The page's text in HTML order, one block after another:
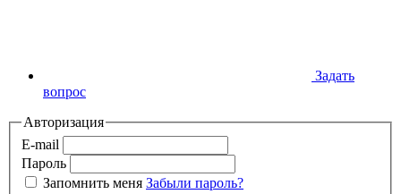
Задать
вопрос
Авторизация
E-mail
Пароль
Запомнить меня Забыли пароль?